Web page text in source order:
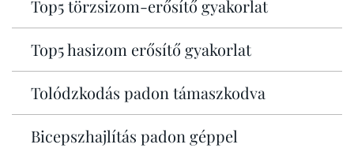
Top5 törzsizom-erősítő gyakorlat
Top5 hasizom erősítő gyakorlat
Tolódzkodás padon támaszkodva
Bicepszhajlítás padon géppel